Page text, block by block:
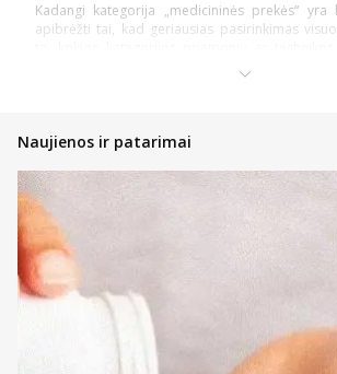
Kadangi kategorija „medicininės prekės“
apibrėžti tai, kad geriausias pasirinkimas
Pasidalinsime bendromis įžvalgomis, ką
pirkėjui, nusprendusiam pirkti internetinėje
priemonių ir technikos nauda būtų pati
Atsidarykite prekės puslapyje ir
instrukcijas bei kitą aktualią informaciją;
Jeigu prekė patiko, tačiau norite dar
sugrįžti vėliau;
Nedvejokite konsultuotis su
kad gautumėte profesionalų patarimą
Jeigu tai – ne vaistiniai preparatai,
Naujienos ir patarimai